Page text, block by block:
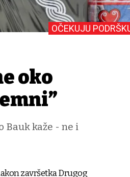
OČEKUJU
oko
Bauk kaže - ne i
završetka Drugog